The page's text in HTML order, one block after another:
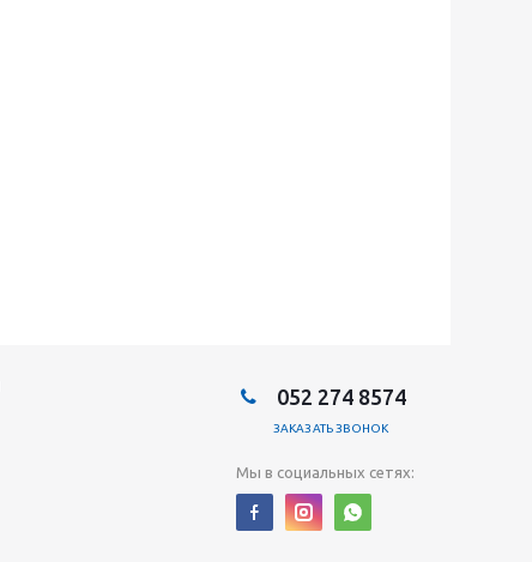
052 274 8574
ЗАКАЗАТЬ ЗВОНОК
Мы в социальных сетях: